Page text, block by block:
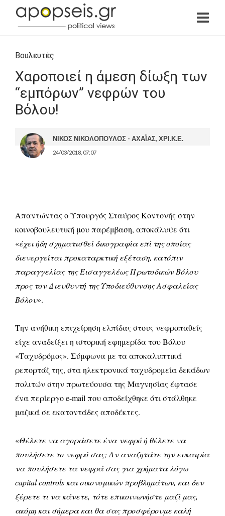
Βουλευτές
Χαροποιεί η άμεση δίωξη των
“εμπόρων” νεφρών του
Βόλου!
ΝΙΚΟΣ ΝΙΚΟΛΟΠΟΥΛΟΣ - ΑΧΑΪΑΣ, ΧΡΙ.Κ.Ε.
24/03/2018, 07:07
Απαντώντας ο Υπουργός Σταύρος Κοντονής στην
κοινοβουλευτική μου παρέμβαση, αποκάλυψε ότι
«έχει ήδη σχηματισθεί δικογραφία επί της οποίας
διενεργείται προκαταρκτική εξέταση, κατόπιν
παραγγελίας της Εισαγγελέως Πρωτοδικών Βόλου
προς τον Διευθυντή της Υποδιεύθυνσης Ασφαλείας
Βόλου».
Την ανήθικη επιχείρηση ελπίδας στους νεφροπαθείς
είχε αναδείξει η ιστορική εφημερίδα του Βόλου
«Ταχυδρόμος». Σύμφωνα με τα αποκαλυπτικά
ρεπορτάζ της, στα ηλεκτρονικά ταχυδρομεία δεκάδων
πολιτών στην πρωτεύουσα της Μαγνησίας έφτασε
ένα περίεργο e-mail που αποδείχθηκε ότι στάλθηκε
μαζικά σε εκατοντάδες αποδέκτες.
«Θέλετε να αγοράσετε ένα νεφρό ή θέλετε να
πουλήσετε το νεφρό σας; Αν αναζητάτε την ευκαιρία
να πουλήσετε τα νεφρά σας για χρήματα λόγω
capital controls και οικονομικών προβλημάτων, και δεν
ξέρετε τι να κάνετε, τότε επικοινωνήστε μαζί μας,
ακόμη και σήμερα και θα σας προσφέρουμε καλή